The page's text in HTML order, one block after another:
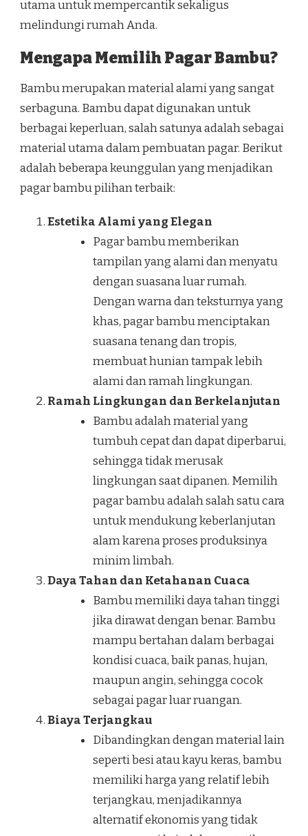
utama untuk mempercantik sekaligus
melindungi rumah Anda.
Mengapa Memilih Pagar Bambu?
Bambu merupakan material alami yang sangat
serbaguna. Bambu dapat digunakan untuk
berbagai keperluan, salah satunya adalah sebagai
material utama dalam pembuatan pagar. Berikut
adalah beberapa keunggulan yang menjadikan
pagar bambu pilihan terbaik:
Estetika Alami yang Elegan
Pagar bambu memberikan
tampilan yang alami dan menyatu
dengan suasana luar rumah.
Dengan warna dan teksturnya yang
khas, pagar bambu menciptakan
suasana tenang dan tropis,
membuat hunian tampak lebih
alami dan ramah lingkungan.
Ramah Lingkungan dan Berkelanjutan
Bambu adalah material yang
tumbuh cepat dan dapat diperbarui,
sehingga tidak merusak
lingkungan saat dipanen. Memilih
pagar bambu adalah salah satu cara
untuk mendukung keberlanjutan
alam karena proses produksinya
minim limbah.
Daya Tahan dan Ketahanan Cuaca
Bambu memiliki daya tahan tinggi
jika dirawat dengan benar. Bambu
mampu bertahan dalam berbagai
kondisi cuaca, baik panas, hujan,
maupun angin, sehingga cocok
sebagai pagar luar ruangan.
Biaya Terjangkau
Dibandingkan dengan material lain
seperti besi atau kayu keras, bambu
memiliki harga yang relatif lebih
terjangkau, menjadikannya
alternatif ekonomis yang tidak